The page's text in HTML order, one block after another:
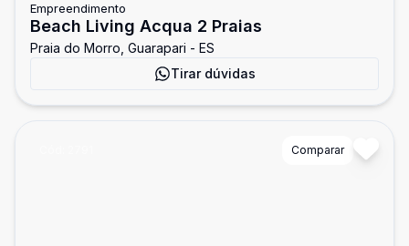
Empreendimento
Beach Living Acqua 2 Praias
Praia do Morro, Guarapari - ES
Tirar dúvidas
Comparar